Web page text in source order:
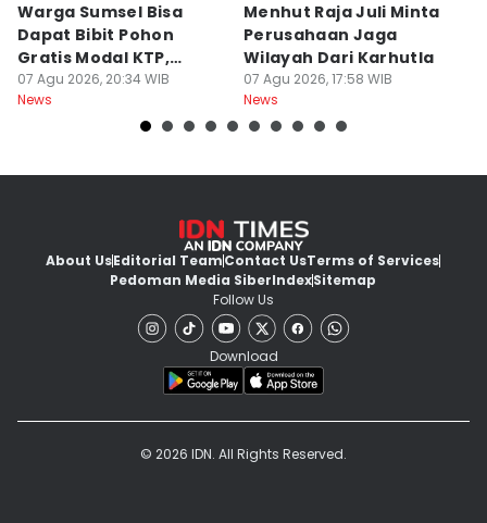
Warga Sumsel Bisa
Dapat Bibit Pohon
Gratis Modal KTP,
Menhut Beberkan
Caranya
07 Agu 2026, 20:34 WIB
News
Menhut Raja Juli Minta
Perusahaan Jaga
Wilayah Dari Karhutla
07 Agu 2026, 17:58 WIB
News
About UsEditorial TeamContact UsTerms of Services
Pedoman Media SiberIndexSitemap
Follow Us
Download
© 2026 IDN. All Rights Reserved.